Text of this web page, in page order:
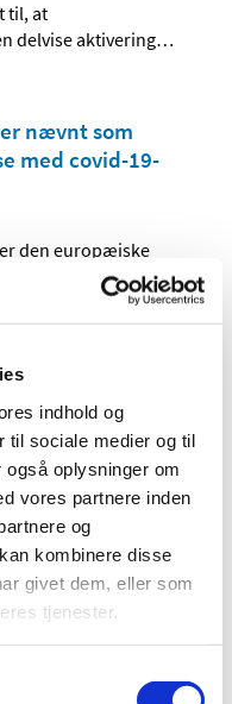
indhold og
til sociale medier og til
oplysninger om
vores partnere inden
og
kombinere disse
givet dem, eller som
tjenester.
til, at
delvise aktivering…
nævnt som
med covid-19-
den europæiske
for visse grupper
19, at få